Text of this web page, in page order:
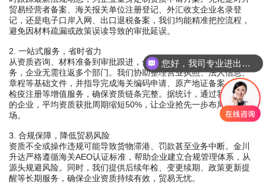
贸易经营者备案、海关报关单位注册登记、外汇收支企业名录登
记，还是电子口岸入网、出口退税备案，我们均能精准把控流程，
避免因材料疏漏或政策误读导致的审批延误。
2. 一站式服务，省时省力
从资质咨询、材料准备到审批跟进，金川升达提供全流程代办服
务，企业无需往返多个部门。我们协助整理营业执照、法人信息、
章程等基础文件，并指导完成海关编码申请、原产地证备案、检验
检疫注册等增值服务，确保资质链条完整。据统计，通过我们代办
的企业，平均资质获批周期缩短50%，让企业抢先一步布局国际市
场。
3. 合规保障，降低贸易风险
资质不全或操作违规可能导致货物滞港、罚款甚至业务中断。金川
升达严格遵循海关AEO认证标准，帮助企业建立合规管理体系，从
源头规避风险。同时，我们提供后续年检、变更续期、政策更新提
醒等长期服务，确保企业资质持续有效，贸易无忧。
您好，我司专业进出口报关，国际运输，仓储配送